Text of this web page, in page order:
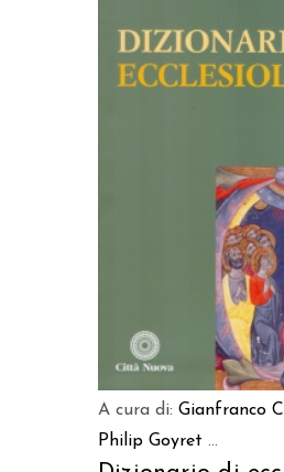
AGGIUNGI AL
A cura di: Gianfranco
Philip Goyret ...